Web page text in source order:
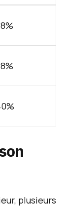
plusieurs